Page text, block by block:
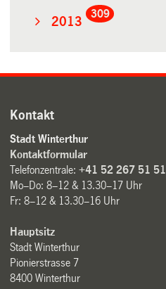
2013
309
Kontakt
Stadt Winterthur
Kontaktformular
Telefonzentrale:+41 52 267 51 51
Mo–Do: 8–12 & 13.30–17 Uhr
Fr: 8–12 & 13.30–16 Uhr
Hauptsitz
Stadt Winterthur
Pionierstrasse 7
8400 Winterthur